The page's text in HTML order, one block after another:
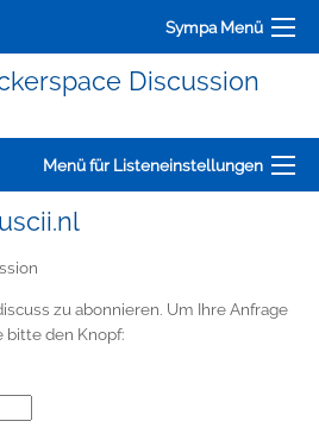
Sympa Menü
Discussion
Menü für Listeneinstellungen
zu abonnieren. Um Ihre Anfrage
bitte den Knopf: